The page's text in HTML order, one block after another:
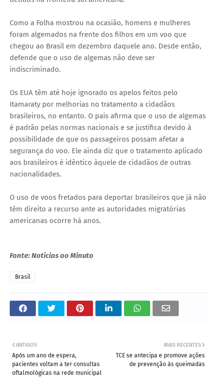
Como a Folha mostrou na ocasião, homens e mulheres
foram algemados na frente dos filhos em um voo que
chegou ao Brasil em dezembro daquele ano. Desde então,
defende que o uso de algemas não deve ser
indiscriminado.
Os EUA têm até hoje ignorado os apelos feitos pelo
Itamaraty por melhorias no tratamento a cidadãos
brasileiros, no entanto. O país afirma que o uso de algemas
é padrão pelas normas nacionais e se justifica devido à
possibilidade de que os passageiros possam afetar a
segurança do voo. Ele ainda diz que o tratamento aplicado
aos brasileiros é idêntico àquele de cidadãos de outras
nacionalidades.
O uso de voos fretados para deportar brasileiros que já não
têm direito a recurso ante as autoridades migratórias
americanas ocorre há anos.
Fonte: Notícias ao Minuto
Brasil
MAIS RECENTES
TCE se antecipa e promove ações
de prevenção às queimadas
ANTIGOS
Após um ano de espera,
pacientes voltam a ter consultas
oftalmológicas na rede municipal